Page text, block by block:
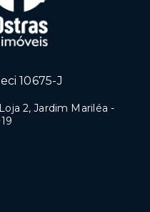
10675-J
2, Jardim Mariléa -